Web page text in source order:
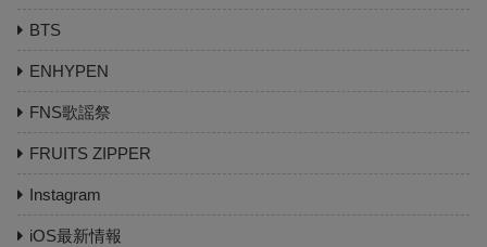
BTS
ENHYPEN
FNS歌謡祭
FRUITS ZIPPER
Instagram
iOS最新情報